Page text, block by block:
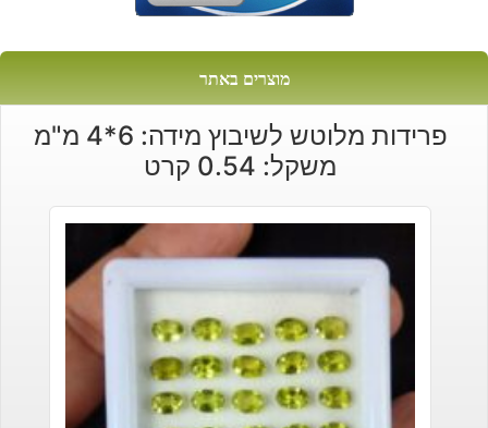
מוצרים באתר
פרידות מלוטש לשיבוץ מידה: 6*4 מ"מ
משקל: 0.54 קרט